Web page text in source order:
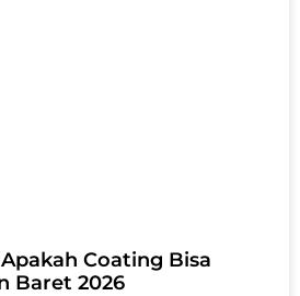
Coating Bisa
Baret 2026